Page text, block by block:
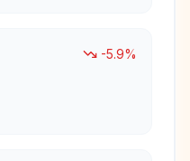
-5.9%